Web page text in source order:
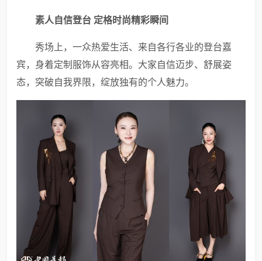
素人自信登台 定格时尚精彩瞬间
秀场上，一众热爱生活、来自各行各业的登台嘉
宾，身着定制服饰从容亮相。大家自信迈步、舒展姿
态，突破自我界限，绽放独有的个人魅力。